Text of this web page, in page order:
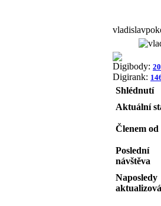
Digibody:
Digirank:
Shlédnutí
Aktuální
Členem od
Poslední
návštěva
Naposledy